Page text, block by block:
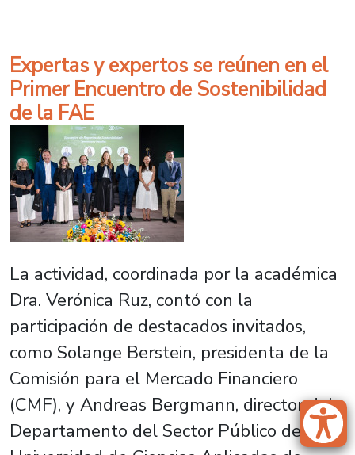
Expertas y expertos se reúnen en el
Primer Encuentro de Sostenibilidad
de la FAE
La actividad, coordinada por la académica
Dra. Verónica Ruz, contó con la
participación de destacados invitados,
como Solange Berstein, presidenta de la
Comisión para el Mercado Financiero
(CMF), y Andreas Bergmann, director del
Departamento del Sector Público de la